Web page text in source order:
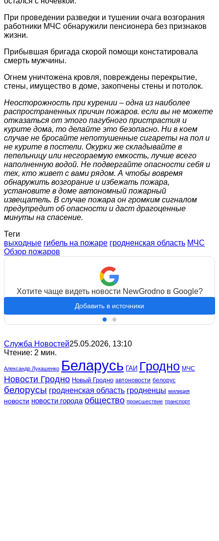
При проведении разведки и тушении очага возгорания
работники МЧС обнаружили пенсионера без признаков
жизни.
Прибывшая бригада скорой помощи констатировала
смерть мужчины.
Огнем уничтожена кровля, повреждены перекрытие,
стены, имущество в доме, закопчены стены и потолок.
Неосторожность при курении – одна из наиболее
распространенных причин пожаров. если вы не можете
отказаться от этого пагубного пристрастия и
курите дома, то делайте это безопасно. Ни в коем
случае не бросайте непотушенные сигареты на пол и
не курите в постели. Окурки же складывайте в
пепельницу или несгораемую емкость, лучше всего
наполненную водой. Не подвергайте опасности себя и
тех, кто живет с вами рядом. А чтобы вовремя
обнаружить возгорание и избежать пожара,
установите в доме автономный пожарный
извещатель. В случае пожара он громким сигналом
предупредит об опасности и даст драгоценные
минуты на спасение.
Теги
выходные гибель на пожаре гродненская область МЧС
Обзор пожаров
Хотите чаще видеть новости NewGrodno в Google?
Добавить в источники
Служба Новостей25.05.2026, 13:10
Чтение: 2 мин.
Александр Лукашенко Беларусь ГАИ Гродно МЧС
Новости Гродно Новый Гродно автоновости белорус
белорусы гродненская область гродненцы милиция
новости новости города общество происшествие транспорт